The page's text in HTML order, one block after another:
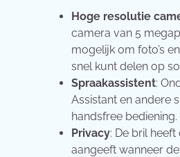
Hoge resolutie
camera van 5
mogelijk om foto’s
snel kunt delen op
Spraakassistent:
Assistant en andere
handsfree bediening.
Privacy: De bril
aangeeft wanneer